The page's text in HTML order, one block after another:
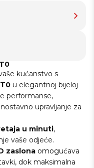
kućanstvo s
u elegantnoj bijeloj
performanse,
upravljanje za
u minuti,
vaše odjeće.
zaslona omogućava
dok maksimalna